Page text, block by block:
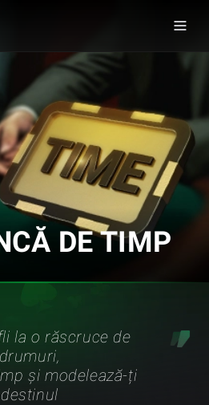
DE TIMP
la o răscruce de
drumuri,
și modelează-ți
destinul